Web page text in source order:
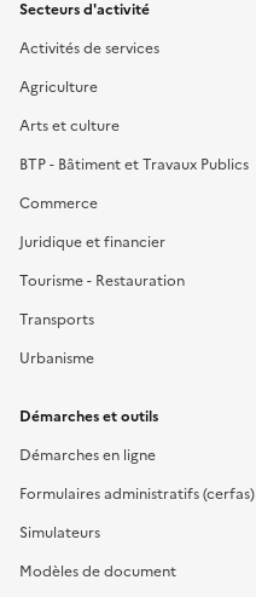
Secteurs d'activité
Activités de services
Agriculture
Arts et culture
BTP - Bâtiment et Travaux Publics
Commerce
Juridique et financier
Tourisme - Restauration
Transports
Urbanisme
Démarches et outils
Démarches en ligne
Formulaires administratifs (cerfas)
Simulateurs
Modèles de document